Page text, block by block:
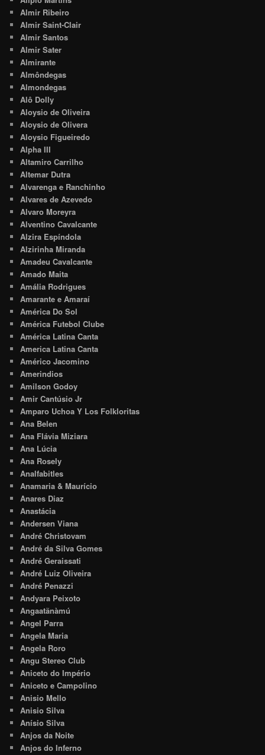
Almir Ribeiro
Almir Saint-Clair
Almir Santos
Almir Sater
Almirante
Almôndegas
Almondegas
Alô Dolly
Aloysio de Oliveira
Aloysio de Olivera
Aloysio Figueiredo
Alpha III
Altamiro Carrilho
Altemar Dutra
Alvarenga e Ranchinho
Alvares de Azevedo
Alvaro Moreyra
Alventino Cavalcante
Alzira Espíndola
Alzirinha Miranda
Amadeu Cavalcante
Amado Maita
Amália Rodrigues
Amarante e Amaraí
América Do Sol
América Futebol Clube
América Latina Canta
America Latina Canta
Américo Jacomino
Amerindios
Amilson Godoy
Amir Cantúsio Jr
Amparo Uchoa Y Los Folkloritas
Ana Belen
Ana Flávia Miziara
Ana Lúcia
Ana Rosely
Analfabitles
Anamaria & Maurício
Anares Diaz
Anastácia
Andersen Viana
André Christovam
André da Silva Gomes
André Geraissati
André Luiz Oliveira
André Penazzi
Andyara Peixoto
Angaatãnàmú
Angel Parra
Angela Maria
Angela Roro
Angu Stereo Club
Aniceto do Império
Aniceto e Campolino
Anisio Mello
Anisio Silva
Anísio Silva
Anjos da Noite
Anjos do Inferno